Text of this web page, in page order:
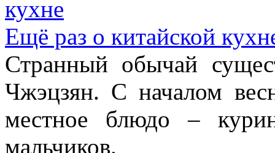
Ещё раз о китайской
Странный обычай
Чжэцзян. С началом
местное блюдо –
мальчиков.